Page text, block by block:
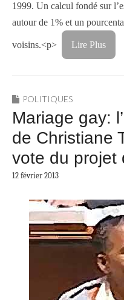
1999. Un calcul fondé sur
autour de 1% et un
voisins.<p> Lire Plus
POLITIQUES
Mariage gay:
de Christiane
vote du projet
12 février 2013